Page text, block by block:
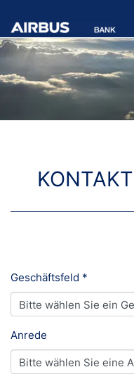
Geschäftsfeld *
Anrede